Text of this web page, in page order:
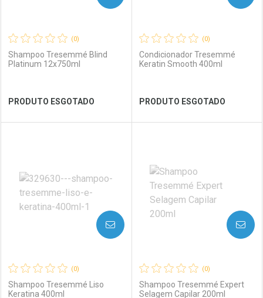
Ver Desconto Convênio Ver Desconto Convênio
(0)
Shampoo Tresemmé Blind
Platinum 12x750ml
PRODUTO ESGOTADO
Laboratório
Por Menos
(0)
Condicionador Tresemmé
Keratin Smooth 400ml
PRODUTO ESGOTADO
Laboratório
Por Menos
(0)
Shampoo Tresemmé Liso
Keratina 400ml
AVISE-ME
(0)
Shampoo Tresemmé Expert
Selagem Capilar 200ml
AVISE-ME